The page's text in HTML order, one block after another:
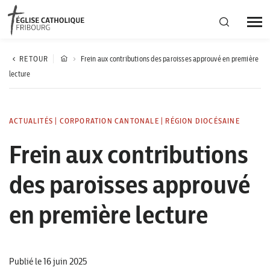
Région diocésaine
Corporation cantonale
RETOUR
Frein aux contributions des paroisses approuvé en première
lecture
ACTUALITÉS CORPORATION CANTONALE RÉGION DIOCÉSAINE
Frein aux contributions
des paroisses approuvé
en première lecture
Publié le 16 juin 2025